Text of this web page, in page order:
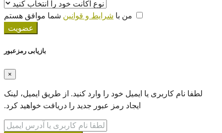
شرایط و قوانینشما موافق هستم
بازیابی رمزعبور
کاربری یا ایمیل خود را‌ وارد کنید. از طریق ایمیل، لینک
ایجاد رمز عبور جدید را دریافت خواهید کرد.